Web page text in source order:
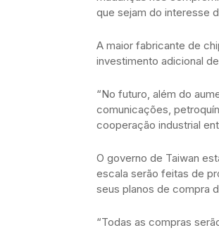
que sejam do interesse
A maior fabricante de
investimento adicional
“No futuro, além do
comunicações,
cooperação industrial
O governo de Taiwan
escala serão feitas de
seus planos de compra
“Todas as compras